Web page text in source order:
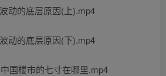
动的底层原因(上).mp4
动的底层原因(下).mp4
国楼市的七寸在哪里.mp4